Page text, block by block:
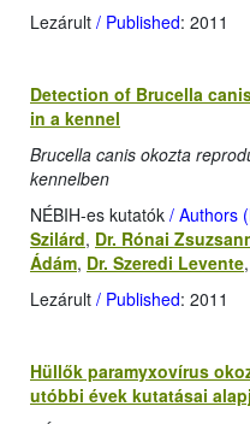
Lezárult / Published: 2011
Detection of Brucella
in a kennel
Brucella canis okozta
kennelben
NÉBIH-es kutatók / Authors
Szilárd, Dr. Rónai
Ádám, Dr. Szeredi Levente,
Lezárult / Published: 2011
Hüllők paramyxovírus
utóbbi évek kutatásai